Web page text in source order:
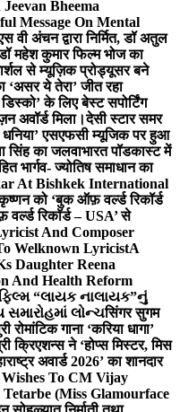
Bheema
Message On Mental
वी अंचन द्वारा निर्मित, डॉ अतुल
महेश कुमार फिल्म भोज का
से म्यूज़िक प्रोड्यूसर बने
‘असर ये तेरा’ जीत रहा
के लिए बेस्ट सपोर्टिंग
अवॉर्ड मिला।देसी स्टार समर
धनिया’ एसएफसी म्यूजिक पर हुआ
सिंह का जलवाभारत पॉडकास्ट में
भार्गव- ज्योतिष समाधान का
At Bishkek International
को ‘बुक ऑफ़ वर्ल्ड रिकॉर्ड
रिकॉर्ड – USA’ से
And Composer
Welknown LyricistA
Daughter Reena
And Health Reform
“લાયક નાલાયક”નું
લોન્ચसिंगर सुगम
गाना ‘करिया धागा’
क्रिएशन्स ने ‘होप्स मिस्टर, मिस
अवार्ड 2026’ का शानदार
To CM Vijay
(Miss Glamourface